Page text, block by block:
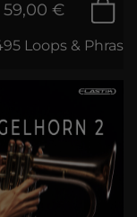
59,00 €
Loops &